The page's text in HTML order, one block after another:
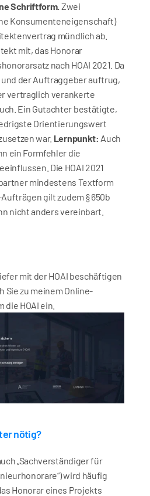
Schriftform. Zwei
Konsumenteneigenschaft)
mündlich ab.
mit, das Honorar
nach HOAI 2021. Da
der Auftraggeber auftrug,
vertraglich verankerte
Ein Gutachter bestätigte,
Orientierungswert
war. Lernpunkt: Auch
ein Formfehler die
Die HOAI 2021
mindestens Textform
gilt zudem § 650b
nicht anders vereinbart.
mit der HOAI beschäftigen
Sie zu meinem Online-
HOAI ein.
nötig?
„Sachverständiger für
wird häufig
Honorar eines Projekts